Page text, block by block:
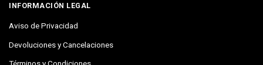
INFORMACIÓN LEGAL
Aviso de Privacidad
Devoluciones y Cancelaciones